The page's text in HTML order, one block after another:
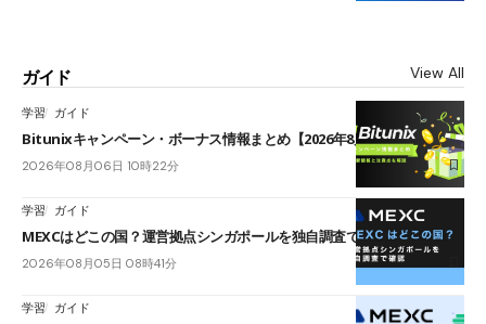
ガイド View All
学習 ガイド
Bitunixキャンペーン・ボーナス情報まとめ【2026年8月最新】
2026年08月06日 10時22分
学習 ガイド
MEXCはどこの国？運営拠点シンガポールを独自調査で確認
2026年08月05日 08時41分
学習 ガイド